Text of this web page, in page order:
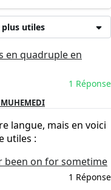
plus utiles
en quadruple en
1 Réponse
langue, mais en voici
utiles :
been on for sometime
1 Réponse